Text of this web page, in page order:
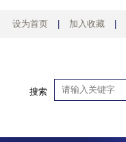
设为首页 加入收藏
搜索